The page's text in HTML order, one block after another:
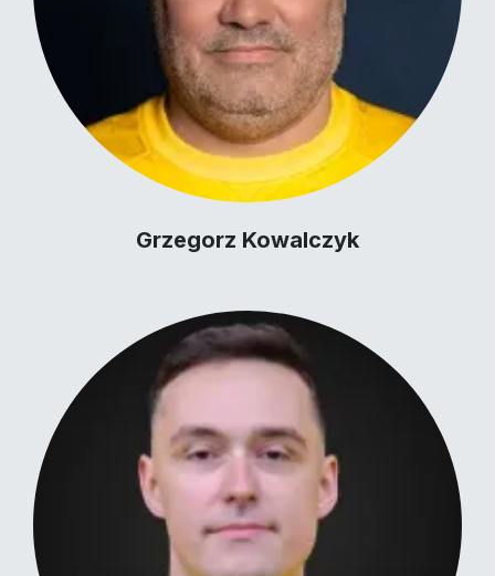
Grzegorz Kowalczyk